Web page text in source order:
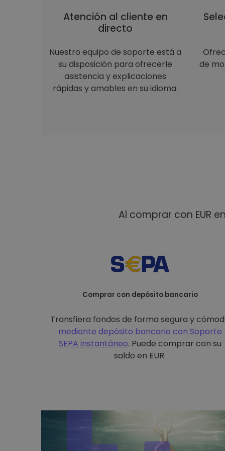
Atención al cliente en
directo
Nuestro equipo de soporte está a
su disposición para ofrecerle
asistencia y explicaciones
rápidas y amables en su idioma.
de
Al comprar con EUR
Comprar con depósito bancario
Transfiera fondos de forma segura y
mediante depósito bancario con Soporte
SEPA instantáneo. Puede comprar con su
saldo en EUR.